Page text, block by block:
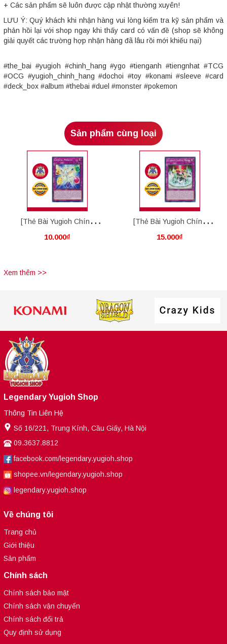
+ Các sản phẩm sẽ luôn được cập nhật thường xuyên!
LƯU Ý: Quý khách khi nhận hàng vui lòng kiểm tra kỹ sản phẩm và
phản hồi lại với shop ngay khi thấy card có vấn đề (shop sẽ không
giải quyết các trường hợp nhận hàng đã lâu rồi mới khiếu nại)
#the_bai #yugioh #chinh_hang #ygo #tienganh #tiengnhat #TCG
#OCG #yugioh_chinh_hang #dochoi #toy #konami #sleeve #card
#deck_box #album #thebai #duel #monster #pokemon
Sản phẩm cùng loại
[Thẻ Bài Yugioh Chính
Hãng] Crystal Miracle
10.000₫
[Thẻ Bài Yugioh Chính
Hãng] Ultimate Crystal
15.000₫
Xem thêm >>
Legendary Yugioh Shop
Thông Tin Liên Hệ
Số 16/221, Trung Kính, Cầu Giấy, Hà Nội
09.3637.8812
facebook.com/legendary.yugioh.shop
shopee.vn/legendary.yugioh.shop
legendary.yugioh.shop
Về chúng tôi
Trang chủ
Giới thiệu
Sản phẩm
Chính sách
Chính sách bảo mật
Chính sách vận chuyển
Chính sách đổi trả
Quy định sử dụng